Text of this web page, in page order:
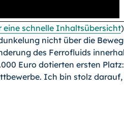
eine schnelle Inhaltsübersicht)
nicht über die
des Ferro­fluids
Euro dotierten ersten
Ich bin stolz